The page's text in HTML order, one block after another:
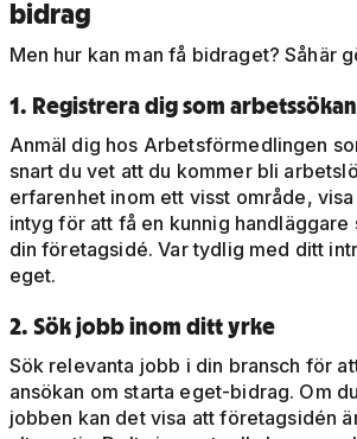
bidrag
Men hur kan man få bidraget? Såhär
1. Registrera dig som
Anmäl dig hos Arbetsförmedlingen
snart du vet att du kommer bli
erfarenhet inom ett visst område,
intyg för att få en kunnig handläggare
din företagsidé. Var tydlig med ditt
eget.
2. Sök jobb inom ditt yrke
Sök relevanta jobb i din bransch för
ansökan om starta eget-bidrag. Om
jobben kan det visa att företagsidén